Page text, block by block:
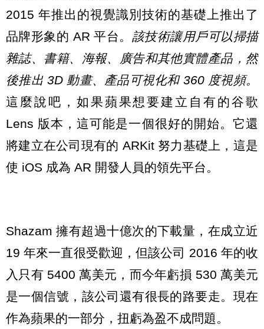
2015 年推出的視覺識別技術的基礎上推出了
品牌形象的 AR 平台。 該技術讓用戶可以掃描
雜誌、書籍、海報、廣告和其他實體產品，然
後推出 3D 動畫、產品可視化和 360 度視頻。
這麼說吧，如果蘋果想要建立自有的谷歌
Lens 版本，這可能是一個很好的開始。它還
將建立在公司現有的 ARKit 努力基礎上，這是
使 iOS 成為 AR 開發人員的領先平台。
Shazam 擁有超過十億次的下載量，在成立近
19 年來一直很受歡迎，但該公司 2016 年的收
入只有 5400 萬美元，而今年虧損 530 萬美元
是一個信號，該公司還有很長的路要走。現在
作為蘋果的一部分，扭虧為盈不成問題。